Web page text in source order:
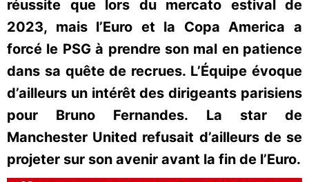
réussite que lors du mercato estival de
2023, mais l’Euro et la Copa America a
forcé le PSG à prendre son mal en patience
dans sa quête de recrues. L’Équipe évoque
d’ailleurs un intérêt des dirigeants parisiens
pour Bruno Fernandes. La star de
Manchester United refusait d’ailleurs de se
projeter sur son avenir avant la fin de l’Euro.